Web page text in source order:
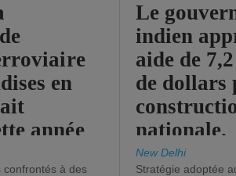
en
année
2015.
confrontés à des
Le
indien
aide de
de dollars
nationale.
New Delhi
Stratégie adoptée